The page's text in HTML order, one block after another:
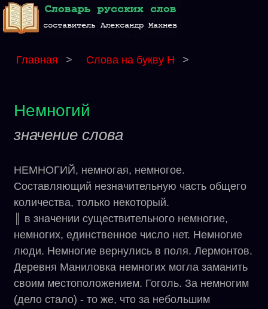
Главная > Слова на букву Н >
Немногий
значение слова
НЕМНОГИЙ, немногая, немногое.
Составляющий незначительную часть общего
количества, только некоторый.
║ в значении существительного немногие,
немногих, единственное число нет. Немногие
люди. Немногие вернулись в поля. Лермонтов.
Деревня Маниловка немногих могла заманить
своим местоположением. Гоголь. За немногим
(дело стало) - то же, что за небольшим